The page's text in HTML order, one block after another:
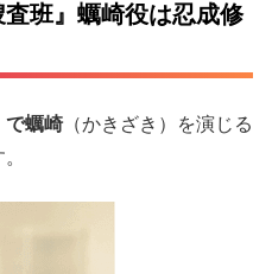
査班』蠣崎役は忍成修
で蠣崎（かきざき）を演じる